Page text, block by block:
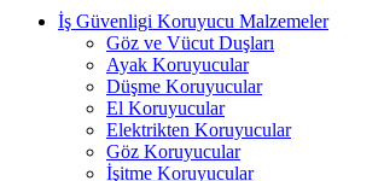
İş Güvenligi Koruyucu Malzemeler
Göz ve Vücut Duşları
Ayak Koruyucular
Düşme Koruyucular
El Koruyucular
Elektrikten Koruyucular
Göz Koruyucular
İşitme Koruyucular